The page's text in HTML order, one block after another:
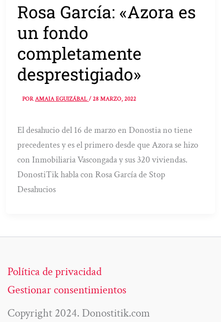
Rosa García: «Azora es
un fondo
completamente
desprestigiado»
PORAMAIA EGUIZÁBAL/28 MARZO, 2022
El desahucio del 16 de marzo en Donostia no tiene
precedentes y es el primero desde que Azora se hizo
con Inmobiliaria Vascongada y sus 320 viviendas.
DonostiTik habla con Rosa García de Stop
Desahucios
Política de privacidad
Gestionar consentimientos
Copyright 2024. Donostitik.com